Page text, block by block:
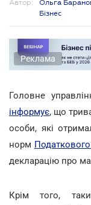
Автор:
Ольга
Бізнес
Реклама
Головне
інформує, що
особи, які
норм
декларацію про
Крім того,